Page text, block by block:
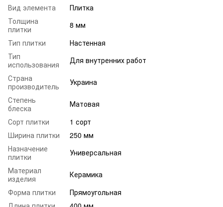
Вид элемента
Плитка
Толщина
плитки
8 мм
Тип плитки
Настенная
Тип
использования
Для внутренних работ
Страна
производитель
Украина
Степень
блеска
Матовая
Сорт плитки
1 сорт
Ширина плитки
250 мм
Назначение
плитки
Универсальная
Материал
изделия
Керамика
Форма плитки
Прямоугольная